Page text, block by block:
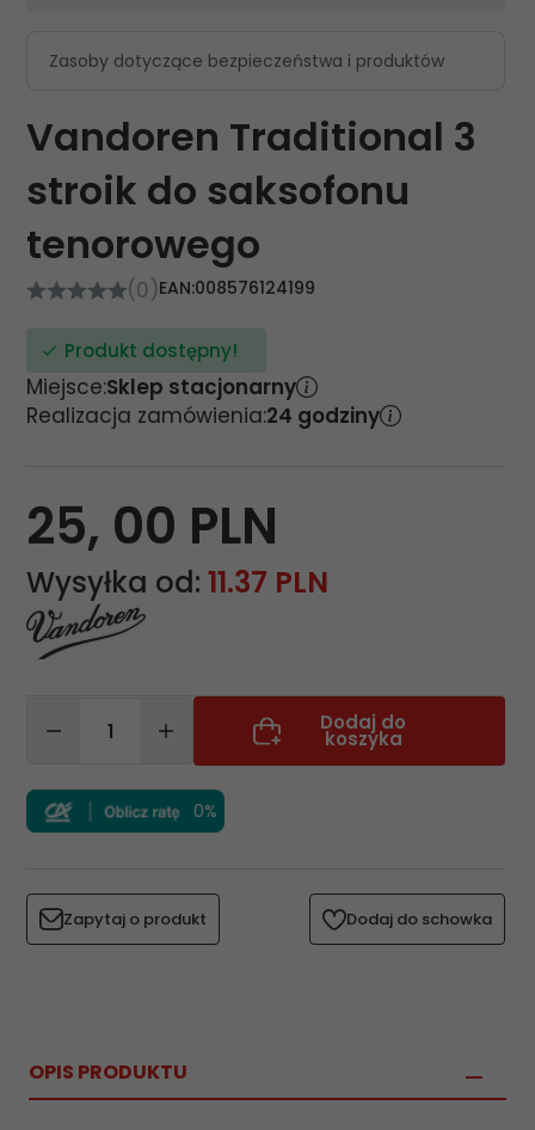
Zasoby dotyczące bezpieczeństwa i produktów
Vandoren Traditional 3
stroik do saksofonu
tenorowego
(0)EAN:008576124199
Produkt dostępny!
Miejsce:Sklep stacjonarny
Realizacja zamówienia:24 godziny
25, 00 PLN
Wysyłka od: 11.37 PLN
Dodaj do
koszyka
0%
Zapytaj o produkt Dodaj do schowka
OPIS PRODUKTU